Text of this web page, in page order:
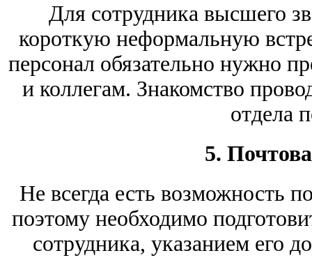
Для сотрудника высшего
короткую неформальную
персонал обязательно нужно
и коллегам. Знакомство
отдела
5.
Не всегда есть возможность
поэтому необходимо
сотрудника, указанием его